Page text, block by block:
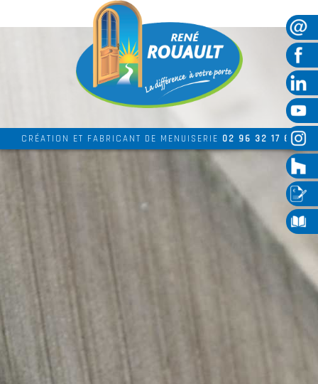
CRÉATION ET FABRICANT DE MENUISERIE 02 96 32 17 69